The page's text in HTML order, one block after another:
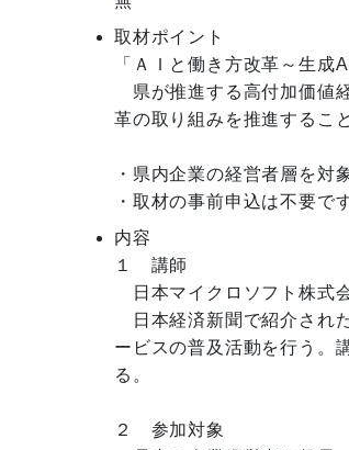
取材ポイント
「ＡＩと働き方改革～生成
県が推進する高付加価値
革の取り組みを推進するこ
・県内企業の経営者層を対
・取材の事前申込は不要です
内容
１　講師
日本マイクロソフト株式
日本経済新聞で紹介され
ービスの普及活動を行う。
る。
２　参加対象